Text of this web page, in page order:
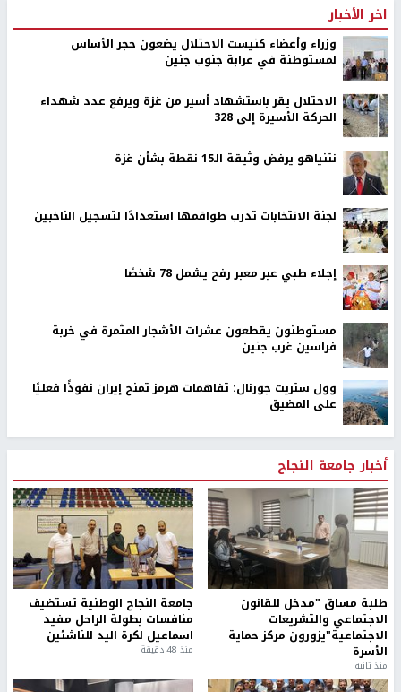
اخر الأخبار
وزراء وأعضاء كنيست الاحتلال يضعون حجر الأساس
لمستوطنة في عرابة جنوب جنين
الاحتلال يقر باستشهاد أسير من غزة ويرفع عدد شهداء
الحركة الأسيرة إلى 328
نتنياهو يرفض وثيقة الـ15 نقطة بشأن غزة
لجنة الانتخابات تدرب طواقمها استعدادًا لتسجيل الناخبين
إجلاء طبي عبر معبر رفح يشمل 78 شخصًا
مستوطنون يقطعون عشرات الأشجار المثمرة في خربة
فراسين غرب جنين
وول ستريت جورنال: تفاهمات هرمز تمنح إيران نفوذًا فعليًا
على المضيق
أخبار جامعة النجاح
طلبة مساق "مدخل للقانون
الاجتماعي والتشريعات
الاجتماعية"يزورون مركز حماية
الأسرة
منذ ثانية
جامعة النجاح الوطنية تستضيف
منافسات بطولة الراحل مفيد
اسماعيل لكرة اليد للناشئين
منذ 48 دقيقة